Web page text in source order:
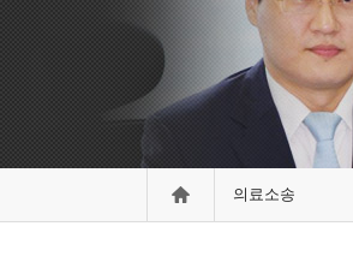
의료소송